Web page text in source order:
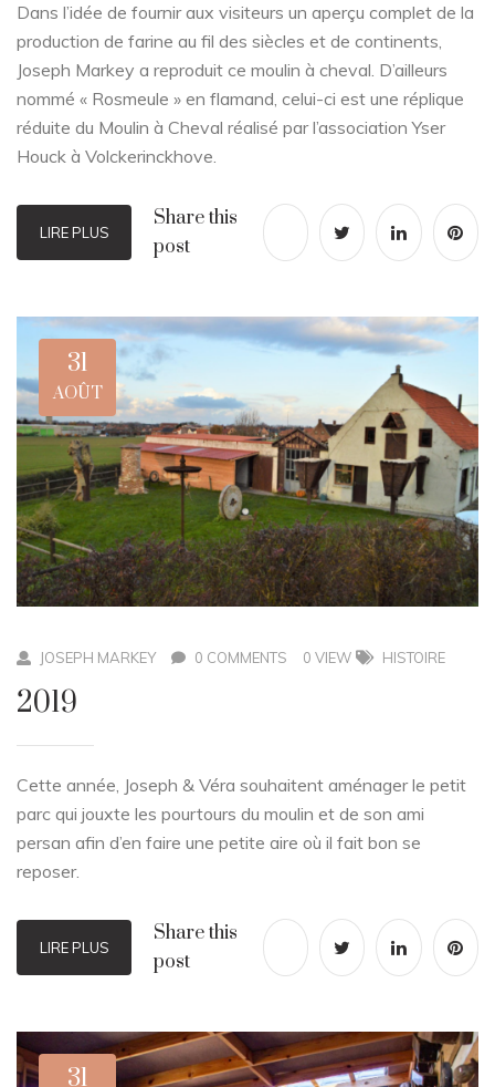
Dans l’idée de fournir aux visiteurs un aperçu complet de la
production de farine au fil des siècles et de continents,
Joseph Markey a reproduit ce moulin à cheval. D’ailleurs
nommé « Rosmeule » en flamand, celui-ci est une réplique
réduite du Moulin à Cheval réalisé par l’association Yser
Houck à Volckerinckhove.
LIRE PLUS
Share this
post
31
AOÛT
JOSEPH MARKEY 0 COMMENTS 0 VIEW HISTOIRE
2019
Cette année, Joseph & Véra souhaitent aménager le petit
parc qui jouxte les pourtours du moulin et de son ami
persan afin d’en faire une petite aire où il fait bon se
reposer.
LIRE PLUS
Share this
post
31